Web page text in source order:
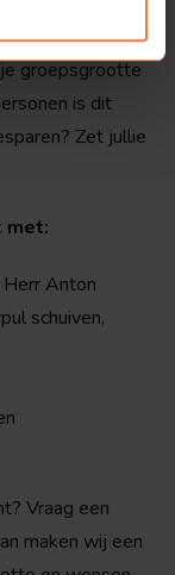
dranken en
groepsgrootte
is dit
Zet jullie
met:
Herr Anton
schuiven,
Vraag een
maken wij een